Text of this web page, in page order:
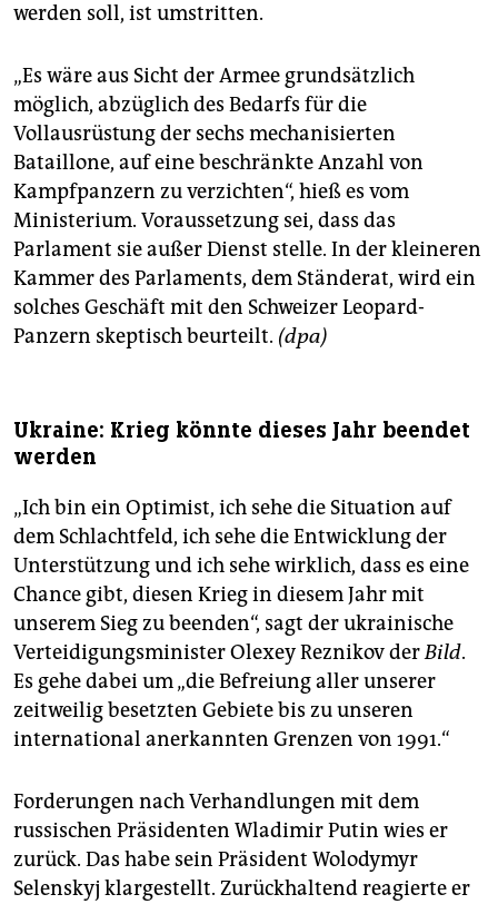
werden soll, ist umstritten.
„Es wäre aus Sicht der Armee grundsätzlich
möglich, abzüglich des Bedarfs für die
Vollausrüstung der sechs mechanisierten
Bataillone, auf eine beschränkte Anzahl von
Kampfpanzern zu verzichten“, hieß es vom
Ministerium. Voraussetzung sei, dass das
Parlament sie außer Dienst stelle. In der kleineren
Kammer des Parlaments, dem Ständerat, wird ein
solches Geschäft mit den Schweizer Leopard-
Panzern skeptisch beurteilt. (dpa)
Ukraine: Krieg könnte dieses Jahr beendet
werden
„Ich bin ein Optimist, ich sehe die Situation auf
dem Schlachtfeld, ich sehe die Entwicklung der
Unterstützung und ich sehe wirklich, dass es eine
Chance gibt, diesen Krieg in diesem Jahr mit
unserem Sieg zu beenden“, sagt der ukrainische
Verteidigungsminister Olexey Reznikov derBild.
Es gehe dabei um „die Befreiung aller unserer
zeitweilig besetzten Gebiete bis zu unseren
international anerkannten Grenzen von 1991.“
Forderungen nach Verhandlungen mit dem
russischen Präsidenten Wladimir Putin wies er
zurück. Das habe sein Präsident Wolodymyr
Selenskyj klargestellt. Zurückhaltend reagierte er